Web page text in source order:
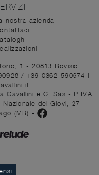
nostra azienda
1 - 20813 Bovisio
/ +39 0362-590674 |
Cavallini e C. Sas - P.IVA
Nazionale dei Giovi, 27 -
(MB) -